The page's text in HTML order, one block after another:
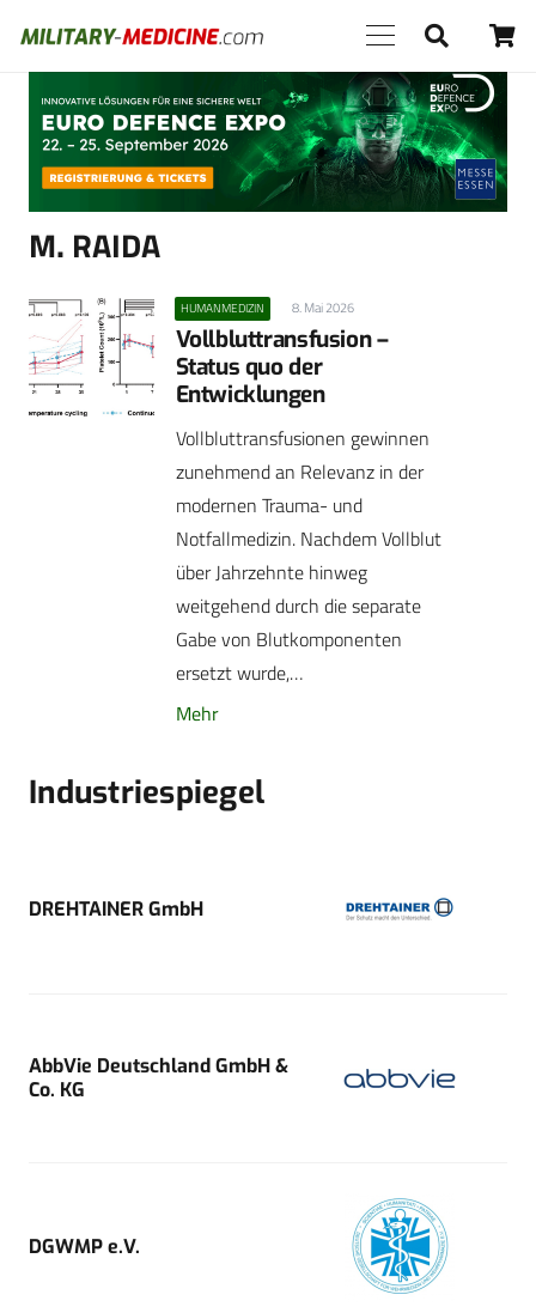
Anzeige
M. RAIDA
HUMANMEDIZIN 8. Mai 2026
Vollbluttransfusion –
Status quo der
Entwicklungen
Vollbluttransfusionen gewinnen
zunehmend an Relevanz in der
modernen Trauma- und
Notfallmedizin. Nachdem Vollblut
über Jahrzehnte hinweg
weitgehend durch die separate
Gabe von Blutkomponenten
ersetzt wurde,…
Mehr
Industriespiegel
DREHTAINER GmbH
AbbVie Deutschland GmbH &
Co. KG
DGWMP e.V.